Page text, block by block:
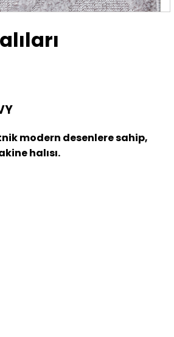
modern desenlere sahip,
halısı.